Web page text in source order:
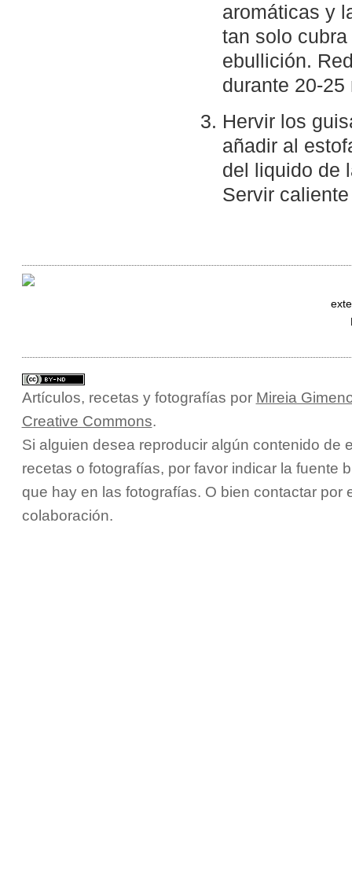
aromáticas y
tan solo
ebullición.
durante 20-25
Hervir los
añadir al
del liquido de
Servir
Artículos, recetas y fotografías por Mireia
Creative Commons.
Si alguien desea reproducir algún contenido de
recetas o fotografías, por favor indicar la fuente
que hay en las fotografías. O bien contactar por
colaboración.